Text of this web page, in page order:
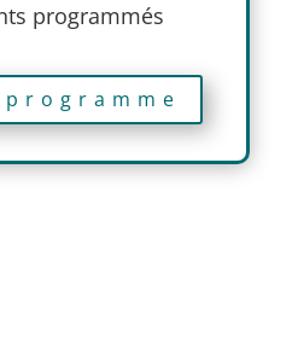
programmés